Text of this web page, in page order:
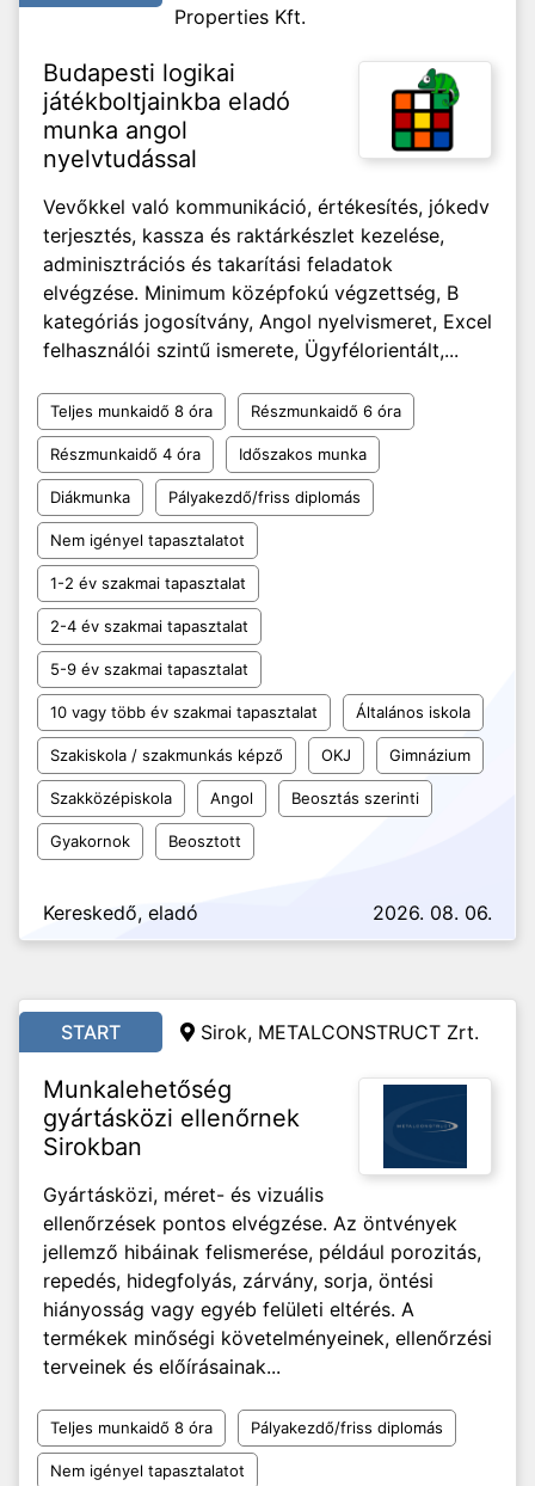
Properties Kft.
Budapesti logikai
játékboltjainkba eladó
munka angol
nyelvtudással
Vevőkkel való kommunikáció, értékesítés, jókedv
terjesztés, kassza és raktárkészlet kezelése,
adminisztrációs és takarítási feladatok
elvégzése. Minimum középfokú végzettség, B
kategóriás jogosítvány, Angol nyelvismeret, Excel
felhasználói szintű ismerete, Ügyfélorientált,...
Teljes munkaidő 8 óra Részmunkaidő 6 óra
Részmunkaidő 4 óra Időszakos munka
Diákmunka Pályakezdő/friss diplomás
Nem igényel tapasztalatot
1-2 év szakmai tapasztalat
2-4 év szakmai tapasztalat
5-9 év szakmai tapasztalat
10 vagy több év szakmai tapasztalat Általános iskola
Szakiskola / szakmunkás képző OKJ Gimnázium
Szakközépiskola Angol Beosztás szerinti
Gyakornok Beosztott
Kereskedő, eladó 2026. 08. 06.
START Sirok, METALCONSTRUCT Zrt.
Munkalehetőség
gyártásközi ellenőrnek
Sirokban
Gyártásközi, méret- és vizuális
ellenőrzések pontos elvégzése. Az öntvények
jellemző hibáinak felismerése, például porozitás,
repedés, hidegfolyás, zárvány, sorja, öntési
hiányosság vagy egyéb felületi eltérés. A
termékek minőségi követelményeinek, ellenőrzési
terveinek és előírásainak...
Teljes munkaidő 8 óra Pályakezdő/friss diplomás
Nem igényel tapasztalatot